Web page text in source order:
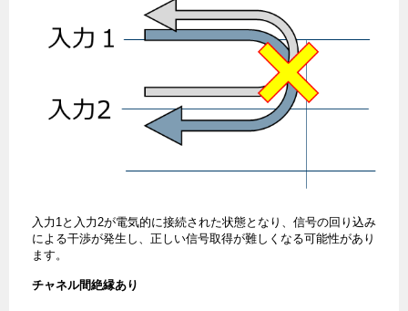
入力1と入力2が電気的に接続された状態となり、信号の回り込み
による干渉が発生し、正しい信号取得が難しくなる可能性があり
ます。
チャネル間絶縁あり